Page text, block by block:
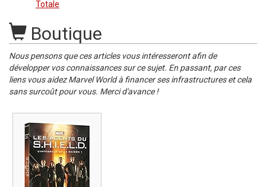
Totale
Boutique
Nous pensons que ces articles vous intéresseront afin de
développer vos connaissances sur ce sujet. En passant, par ces
liens vous aidez Marvel World à financer ses infrastructures et cela
sans surcoût pour vous. Merci d'avance !